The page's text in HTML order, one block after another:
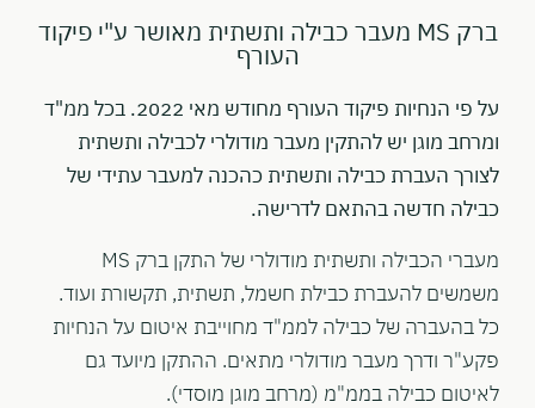
ברק MS מעבר כבילה ותשתית מאושר ע"י פיקוד
העורף
על פי הנחיות פיקוד העורף מחודש מאי 2022. בכל ממ"ד
ומרחב מוגן יש להתקין מעבר מודולרי לכבילה ותשתית
לצורך העברת כבילה ותשתית כהכנה למעבר עתידי של
כבילה חדשה בהתאם לדרישה.
מעברי הכבילה ותשתית מודולרי של התקן ברק MS
משמשים להעברת כבילת חשמל, תשתית, תקשורת ועוד.
כל בהעברה של כבילה לממ"ד מחוייבת איטום על הנחיות
פקע"ר ודרך מעבר מודולרי מתאים. ההתקן מיועד גם
לאיטום כבילה בממ"מ (מרחב מוגן מוסדי).